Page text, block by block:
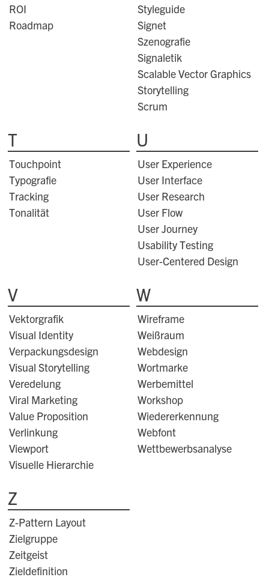
ROI
Roadmap
Styleguide
Signet
Szenografie
Signaletik
Scalable Vector Graphics
Storytelling
Scrum
T
Touchpoint
Typografie
Tracking
Tonalität
U
User Experience
User Interface
User Research
User Flow
User Journey
Usability Testing
User-Centered Design
V
Vektorgrafik
Visual Identity
Verpackungsdesign
Visual Storytelling
Veredelung
Viral Marketing
Value Proposition
Verlinkung
Viewport
Visuelle Hierarchie
W
Wireframe
Weißraum
Webdesign
Wortmarke
Werbemittel
Workshop
Wiedererkennung
Webfont
Wettbewerbsanalyse
Z
Z-Pattern Layout
Zielgruppe
Zeitgeist
Zieldefinition